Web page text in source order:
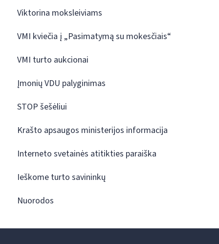
Viktorina moksleiviams
VMI kviečia į „Pasimatymą su mokesčiais“
VMI turto aukcionai
Įmonių VDU palyginimas
STOP šešėliui
Krašto apsaugos ministerijos informacija
Interneto svetainės atitikties paraiška
Ieškome turto savininkų
Nuorodos